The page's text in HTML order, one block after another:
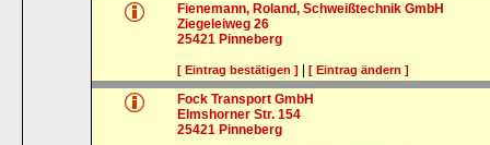
Fienemann, Roland, Schweißtechnik GmbH
Ziegeleiweg 26
25421 Pinneberg
[ Eintrag bestätigen ] |[ Eintrag ändern ]
Fock Transport GmbH
Elmshorner Str. 154
25421 Pinneberg